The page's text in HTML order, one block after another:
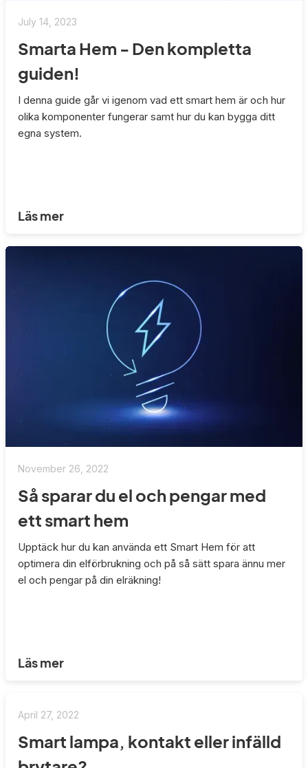
July 14, 2023
Smarta Hem - Den kompletta
guiden!
I denna guide går vi igenom vad ett smart hem är och hur
olika komponenter fungerar samt hur du kan bygga ditt
egna system.
Läs mer
November 26, 2022
Så sparar du el och pengar med
ett smart hem
Upptäck hur du kan använda ett Smart Hem för att
optimera din elförbrukning och på så sätt spara ännu mer
el och pengar på din elräkning!
Läs mer
April 27, 2022
Smart lampa, kontakt eller infälld